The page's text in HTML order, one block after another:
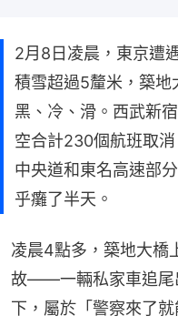
2月8日凌晨，東京遭
積雪超過5釐米，築地
黑、冷、滑。西武新
空合計230個航班取
中央道和東名高速部
乎癱了半天。
凌晨4點多，築地大橋
故——一輛私家車追尾
下，屬於「警察來了